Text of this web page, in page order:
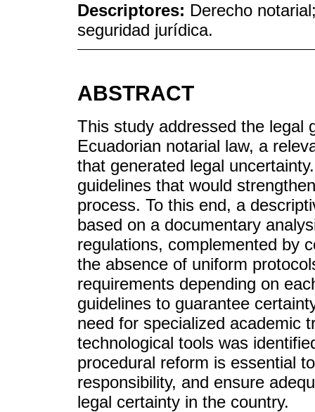
Descriptores: Derecho
seguridad jurídica.
ABSTRACT
This study addressed the legal
Ecuadorian notarial law, a
that generated legal
guidelines that would
process. To this end, a
based on a documentary
regulations, complemented by
the absence of uniform
requirements depending on
guidelines to guarantee
need for specialized academic
technological tools was
procedural reform is essential
responsibility, and ensure
legal certainty in the country.